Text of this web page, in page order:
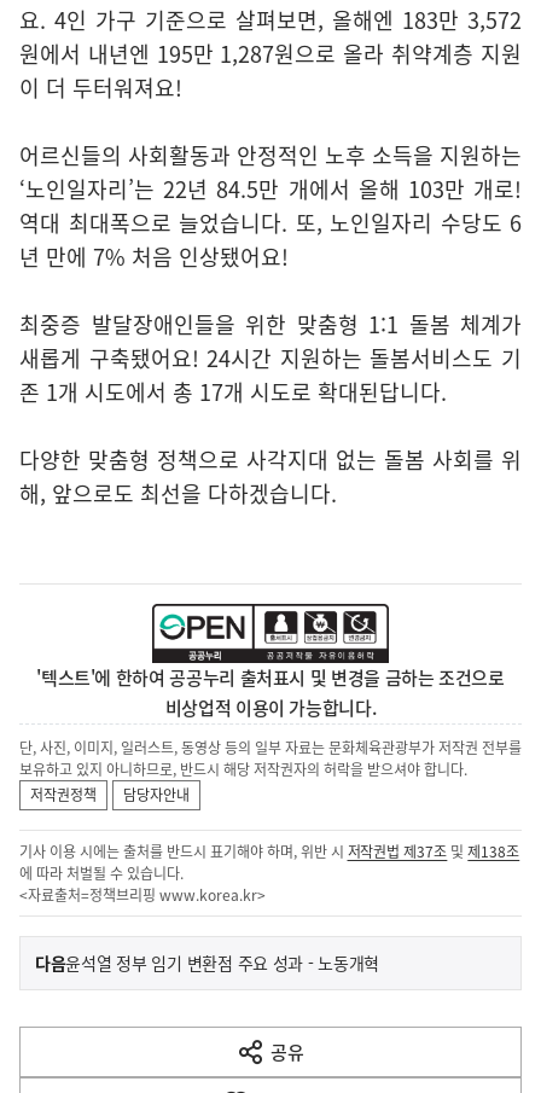
요. 4인 가구 기준으로 살펴보면, 올해엔 183만 3,572
원에서 내년엔 195만 1,287원으로 올라 취약계층 지원
이 더 두터워져요!
어르신들의 사회활동과 안정적인 노후 소득을 지원하는
‘노인일자리’는 22년 84.5만 개에서 올해 103만 개로!
역대 최대폭으로 늘었습니다. 또, 노인일자리 수당도 6
년 만에 7% 처음 인상됐어요!
최중증 발달장애인들을 위한 맞춤형 1:1 돌봄 체계가
새롭게 구축됐어요! 24시간 지원하는 돌봄서비스도 기
존 1개 시도에서 총 17개 시도로 확대된답니다.
다양한 맞춤형 정책으로 사각지대 없는 돌봄 사회를 위
해, 앞으로도 최선을 다하겠습니다.
'텍스트'에 한하여 공공누리 출처표시 및 변경을 금하는 조건으로
비상업적 이용이 가능합니다.
단, 사진, 이미지, 일러스트, 동영상 등의 일부 자료는 문화체육관광부가 저작권 전부를
보유하고 있지 아니하므로, 반드시 해당 저작권자의 허락을 받으셔야 합니다.
저작권정책
담당자안내
기사 이용 시에는 출처를 반드시 표기해야 하며, 위반 시 저작권법 제37조 및제138조
에 따라 처벌될 수 있습니다.
<자료출처=정책브리핑 www.korea.kr>
이
전
다
음
다음기
윤석열 정부 임기 변환점 주요 성과 - 노동개혁
공유
열